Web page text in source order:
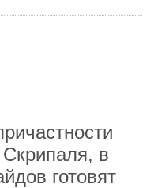
в
готовят